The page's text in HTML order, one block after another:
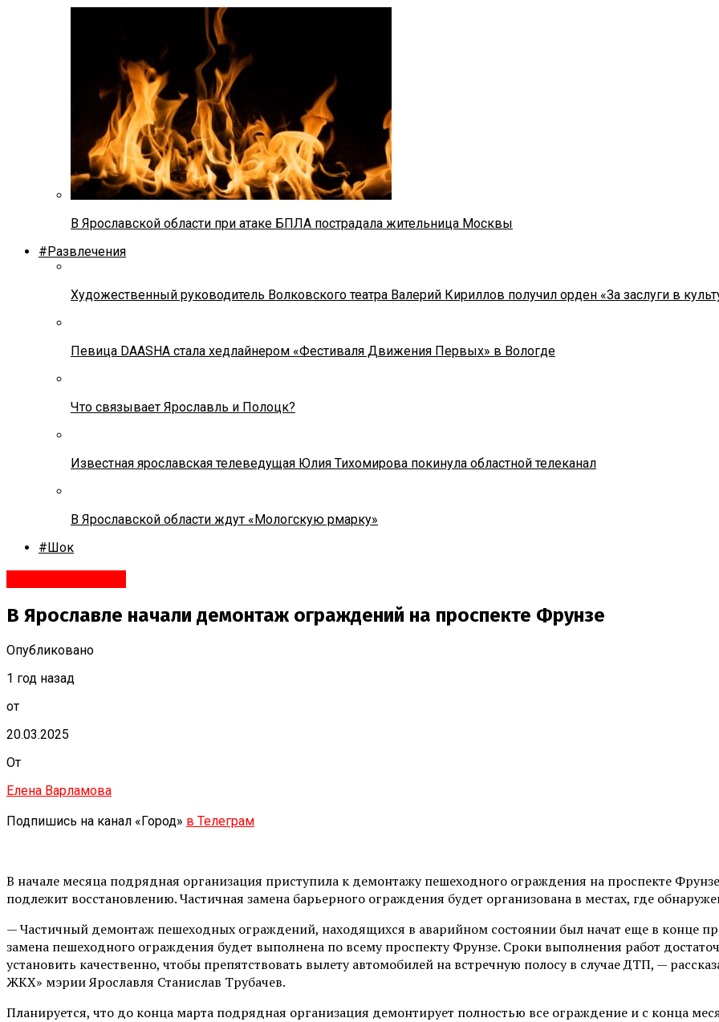
В Ярославской области при атаке БПЛА пострадала жительница Москвы
#Развлечения
Художественный руководитель Волковского театра Валерий Кириллов получил орден «За заслуги в
Певица DAASHA стала хедлайнером «Фестиваля Движения Первых» в Вологде
Что связывает Ярославль и Полоцк?
Известная ярославская телеведущая Юлия Тихомирова покинула областной телеканал
В Ярославской области ждут «Мологскую рмарку»
#Шок
В Ярославле начали демонтаж ограждений на проспекте Фрунзе
Опубликовано
1 год назад
от
20.03.2025
От
Елена Варламова
Подпишись на канал «Город» в Телеграм
В начале месяца подрядная организация приступила к демонтажу пешеходного ограждения на проспекте
подлежит восстановлению. Частичная замена барьерного ограждения будет организована в местах, где
— Частичный демонтаж пешеходных ограждений, находящихся в аварийном состоянии был начат еще в конце
замена пешеходного ограждения будет выполнена по всему проспекту Фрунзе. Сроки выполнения работ
установить качественно, чтобы препятствовать вылету автомобилей на встречную полосу в случае ДТП, —
ЖКХ» мэрии Ярославля Станислав Трубачев.
Планируется, что до конца марта подрядная организация демонтирует полностью все ограждение и с конца